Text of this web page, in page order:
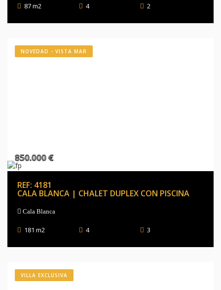
87 m2 4 2
NOVEDAD - VISTA MAR
850.000 €
REF: 4181
CALA BLANCA | CHALET DUPLEX CON PISCINA
Cala Blanca
181 m2 4 3
VILLA EXCLUSIVA